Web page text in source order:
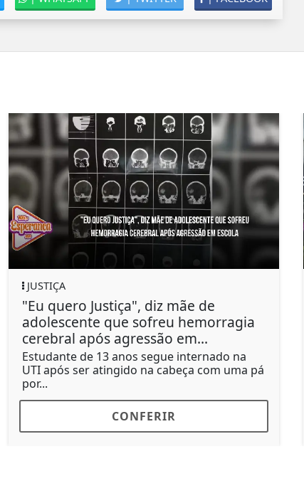
JUSTIÇA
"Eu quero Justiça", diz mãe de
adolescente que sofreu hemorragia
cerebral após agressão em...
Estudante de 13 anos segue internado na
UTI após ser atingido na cabeça com uma pá
por...
CONFERIR